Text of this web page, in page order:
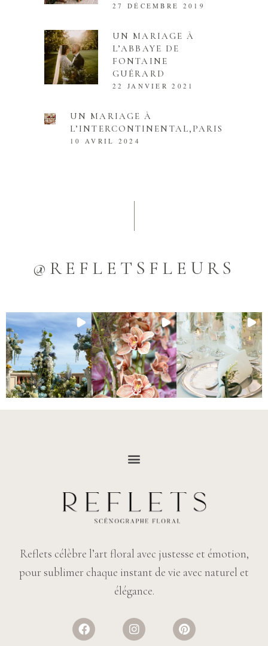
27 DÉCEMBRE 2019
UN MARIAGE À
L’ABBAYE DE
FONTAINE
GUÉRARD
22 JANVIER 2021
UN MARIAGE À
L’INTERCONTINENTAL,PARIS
10 AVRIL 2024
@REFLETSFLEURS
Reflets célèbre l’art floral avec justesse et émotion,
pour sublimer chaque instant de vie avec naturel et
élégance.